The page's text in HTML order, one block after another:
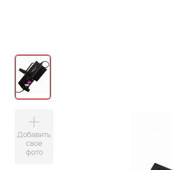
Добавить
свое
фото